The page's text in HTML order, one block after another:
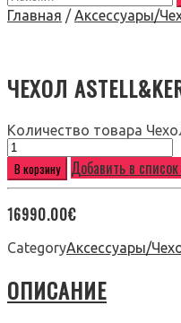
Главная / Аксессуары/
ЧЕХОЛ
Количество товара
В корзину Добавить в
16990.00€
CategoryАксессуары/
ОПИСАНИЕ